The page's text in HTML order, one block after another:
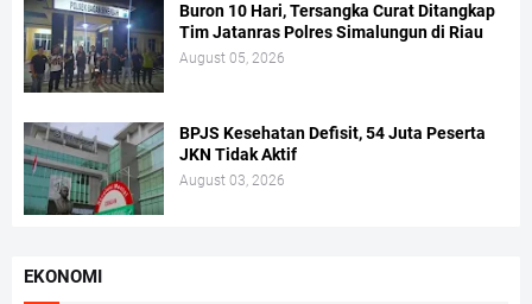
Buron 10 Hari, Tersangka Curat Ditangkap
Tim Jatanras Polres Simalungun di Riau
August 05, 2026
BPJS Kesehatan Defisit, 54 Juta Peserta
JKN Tidak Aktif
August 03, 2026
EKONOMI